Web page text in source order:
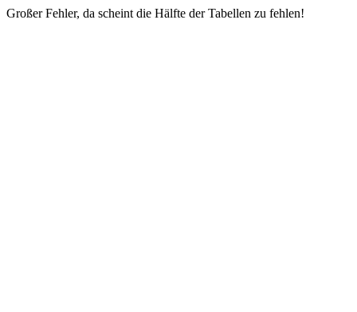
Großer Fehler, da scheint die Hälfte der Tabellen zu fehlen!